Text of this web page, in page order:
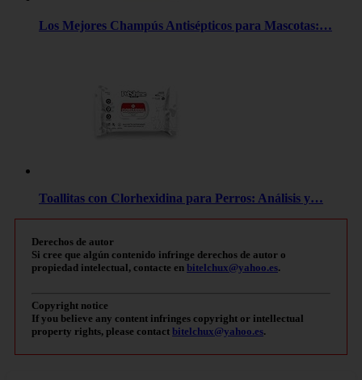
Los Mejores Champús Antisépticos para Mascotas:…
Toallitas con Clorhexidina para Perros: Análisis y…
Derechos de autor
Si cree que algún contenido infringe derechos de autor o
propiedad intelectual, contacte en bitelchux@yahoo.es.
Copyright notice
If you believe any content infringes copyright or intellectual
property rights, please contact bitelchux@yahoo.es.